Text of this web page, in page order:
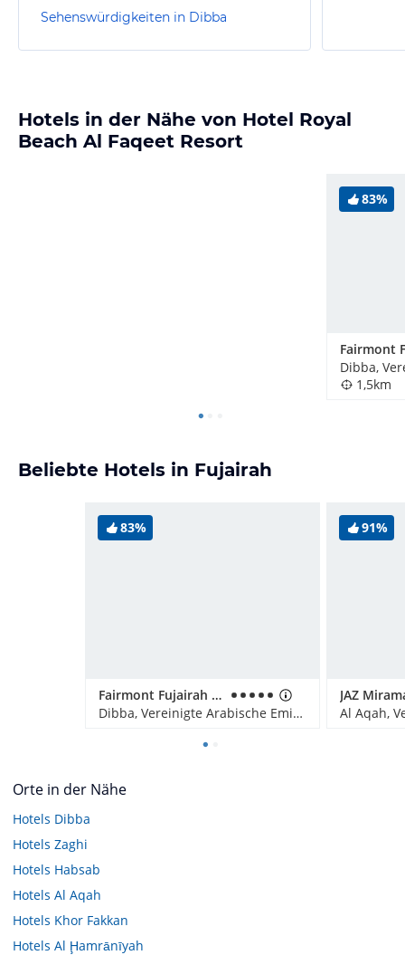
Sehenswürdigkeiten in Dibba
Hotels in der Nähe von Hotel Royal
Beach Al Faqeet Resort
83%
1,5km
Beliebte Hotels in Fujairah
83%
Fairmont Fujairah Beach Resort
Dibba, Vereinigte Arabische Emirate
91%
Orte in der Nähe
Hotels Dibba
Hotels Zaghi
Hotels Habsab
Hotels Al Aqah
Hotels Khor Fakkan
Hotels Al Ḩamrānīyah